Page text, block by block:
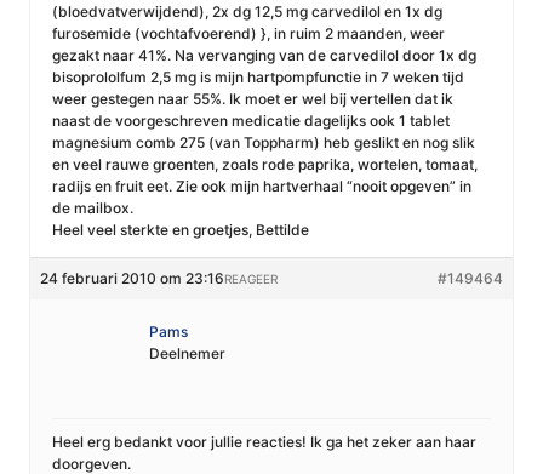
(bloedvatverwijdend), 2x dg 12,5 mg carvedilol en 1x dg
furosemide (vochtafvoerend) }, in ruim 2 maanden, weer
gezakt naar 41%. Na vervanging van de carvedilol door 1x dg
bisoprololfum 2,5 mg is mijn hartpompfunctie in 7 weken tijd
weer gestegen naar 55%. Ik moet er wel bij vertellen dat ik
naast de voorgeschreven medicatie dagelijks ook 1 tablet
magnesium comb 275 (van Toppharm) heb geslikt en nog slik
en veel rauwe groenten, zoals rode paprika, wortelen, tomaat,
radijs en fruit eet. Zie ook mijn hartverhaal “nooit opgeven” in
de mailbox.
Heel veel sterkte en groetjes, Bettilde
24 februari 2010 om 23:16 #149464
REAGEER
Pams
Deelnemer
Heel erg bedankt voor jullie reacties! Ik ga het zeker aan haar
doorgeven.